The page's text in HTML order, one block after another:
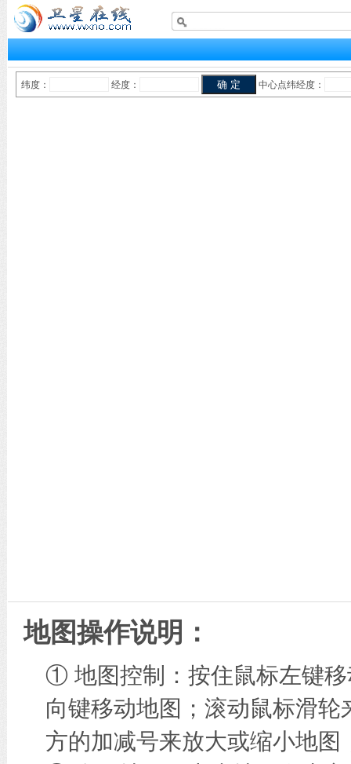
纬度： 经度： 中心点纬经度：
地图操作说明：
① 地图控制：按住鼠标左键
向键移动地图；滚动鼠标滑
方的加减号来放大或缩小地图